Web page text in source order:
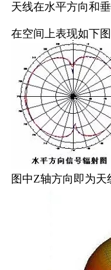
天线在水平方向和
在空间上表现如下
图中Z轴方向即为